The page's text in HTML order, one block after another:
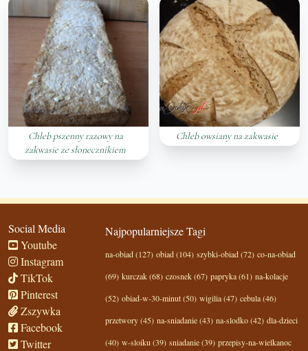
Chleb pszenny razowy na
zakwasie ze słonecznikiem
Chleb owsiany na zakwasie
Social Media
Youtube
Instagram
TikTok
Pinterest
Zszywka
Facebook
Twitter
Najpopularniejsze Tagi
na-obiad (127) obiad (104) szybki-obiad (72) co-na-obiad
(69) kurczak (68) czosnek (67) papryka (61) na-kolacje
(52) obiad-w-30-minut (50) wigilia (47) cebula (46)
przetwory (45) na-sniadanie (43) na-slodko (42) dla-dzieci
(40) w-sloiku (39) sniadanie (39) przepisy-na-wielkanoc